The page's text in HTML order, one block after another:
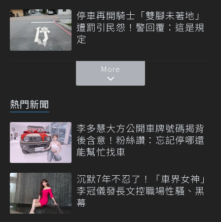
停車再開騎士「雙腳未著地」
遭罰引民怨！警回覆：這是規
定
More
熱門新聞
李多慧大方公開車牌號碼揭背
後含意！粉絲讚：忘記停哪還
能幫忙找車
沉默7年不忍了！「車界女神」
李冠儀發長文控職場性騷、黑
幕